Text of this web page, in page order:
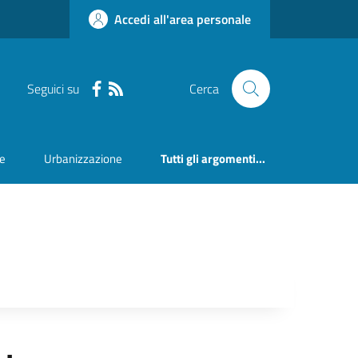
Accedi all'area personale
Seguici su Cerca
Urbanizzazione Tutti gli argomenti...